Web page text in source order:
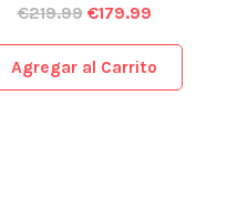
€219.99 €179.99
Agregar al Carrito